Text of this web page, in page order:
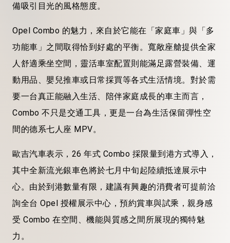
備吸引目光的風格態度。
Opel Combo 的魅力，來自於它能在「家庭車」與「多
功能車」之間取得恰到好處的平衡。寬敞座艙提供全家
人舒適乘坐空間， 靈活車室配置則能滿足露營裝備、運
動用品、嬰兒推車或日常採買等各式生活情境。對於需
要一台真正能融入生活、陪伴家庭成長的車主而言，
Combo 不只是交通工具，更是一台為生活保留彈性空
間的德系七人座 MPV。
歐吉汽車表示， 26 年式 Combo 採限量到港方式導入，
其中全新流光銀車色將於七月中旬起陸續抵達展示中
心。由於到港數量有限，建議有興趣的消費者可提前洽
詢全台 Opel 授權展示中心，預約賞車與試乘，親身感
受 Combo 在空間、機能與質感之間所展現的獨特魅
力。